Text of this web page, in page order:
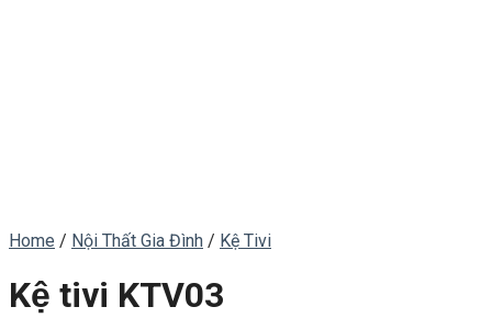
Home / Nội Thất Gia Đình / Kệ Tivi
Kệ tivi KTV03